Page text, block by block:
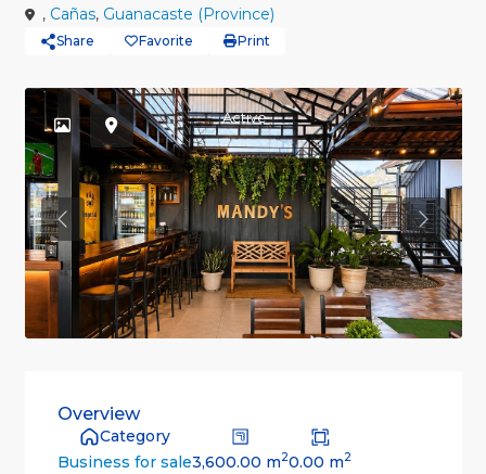
, Cañas, Guanacaste (Province)
Share Favorite Print
Active
Previous
Overview
Category
Business for sale3,600.00 m20.00 m2